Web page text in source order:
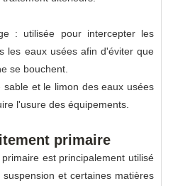
utilisée pour intercepter les
les eaux usées afin d'éviter que
se bouchent.
et le limon des eaux usées
l'usure des équipements.
primaire
est principalement utilisé
et certaines matières